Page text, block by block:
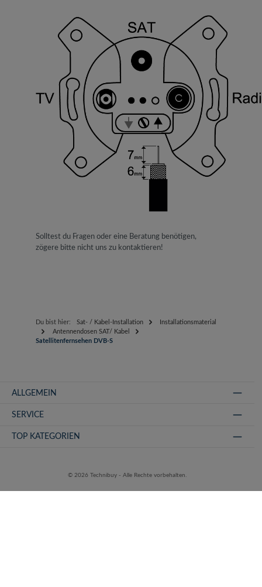
Solltest du Fragen oder eine Beratung benötigen,
zögere bitte nicht uns zu kontaktieren!
Du bist hier: Sat- / Kabel-Installation
Installationsmaterial
Antennendosen SAT/ Kabel
Satellitenfernsehen DVB-S
ALLGEMEIN
SERVICE
TOP KATEGORIEN
© 2026 Technibuy - Alle Rechte vorbehalten.